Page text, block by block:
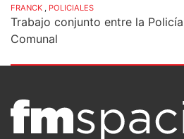
FRANCK , POLICIALES
Trabajo conjunto entre la
Comunal